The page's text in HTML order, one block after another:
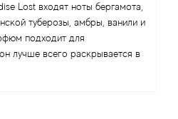
Lost входят ноты бергамота,
туберозы, амбры, ванили и
подходит для
лучше всего раскрывается в